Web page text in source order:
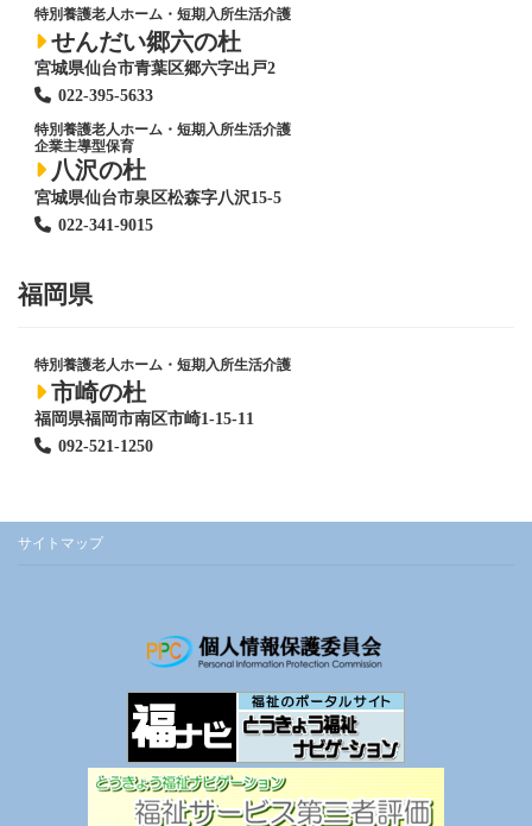
特別養護老人ホーム ・短期入所生活介護
せんだい郷六の杜
宮城県仙台市青葉区郷六字出戸2
022-395-5633
特別養護老人ホーム ・短期入所生活介護
企業主導型保育
八沢の杜
宮城県仙台市泉区松森字八沢15-5
022-341-9015
福岡県
特別養護老人ホーム ・短期入所生活介護
市崎の杜
福岡県福岡市南区市崎1-15-11
092-521-1250
サイトマップ